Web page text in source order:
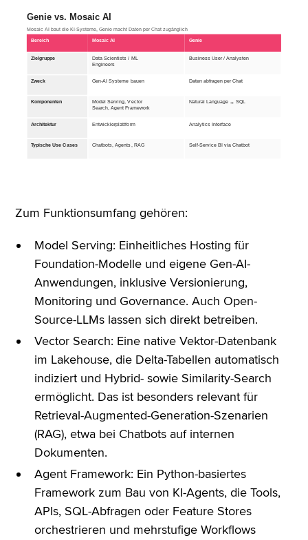
Zum Funktionsumfang gehören:
Model Serving: Einheitliches Hosting für
Foundation-Modelle und eigene Gen-AI-
Anwendungen, inklusive Versionierung,
Monitoring und Governance. Auch Open-
Source-LLMs lassen sich direkt betreiben.
Vector Search: Eine native Vektor-Datenbank
im Lakehouse, die Delta-Tabellen automatisch
indiziert und Hybrid- sowie Similarity-Search
ermöglicht. Das ist besonders relevant für
Retrieval-Augmented-Generation-Szenarien
(RAG), etwa bei Chatbots auf internen
Dokumenten.
Agent Framework: Ein Python-basiertes
Framework zum Bau von KI-Agents, die Tools,
APIs, SQL-Abfragen oder Feature Stores
orchestrieren und mehrstufige Workflows